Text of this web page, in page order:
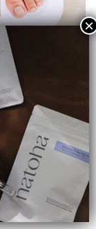
チョコやお菓子
ので、運動前の